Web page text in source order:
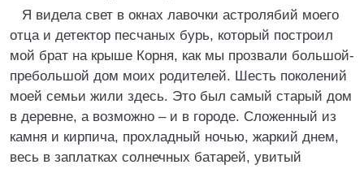
Я видела свет в окнах лавочки астролябий моего
отца и детектор песчаных бурь, который построил
мой брат на крыше Корня, как мы прозвали большой-
пребольшой дом моих родителей. Шесть поколений
моей семьи жили здесь. Это был самый старый дом
в деревне, а возможно – и в городе. Сложенный из
камня и кирпича, прохладный ночью, жаркий днем,
весь в заплатках солнечных батарей, увитый